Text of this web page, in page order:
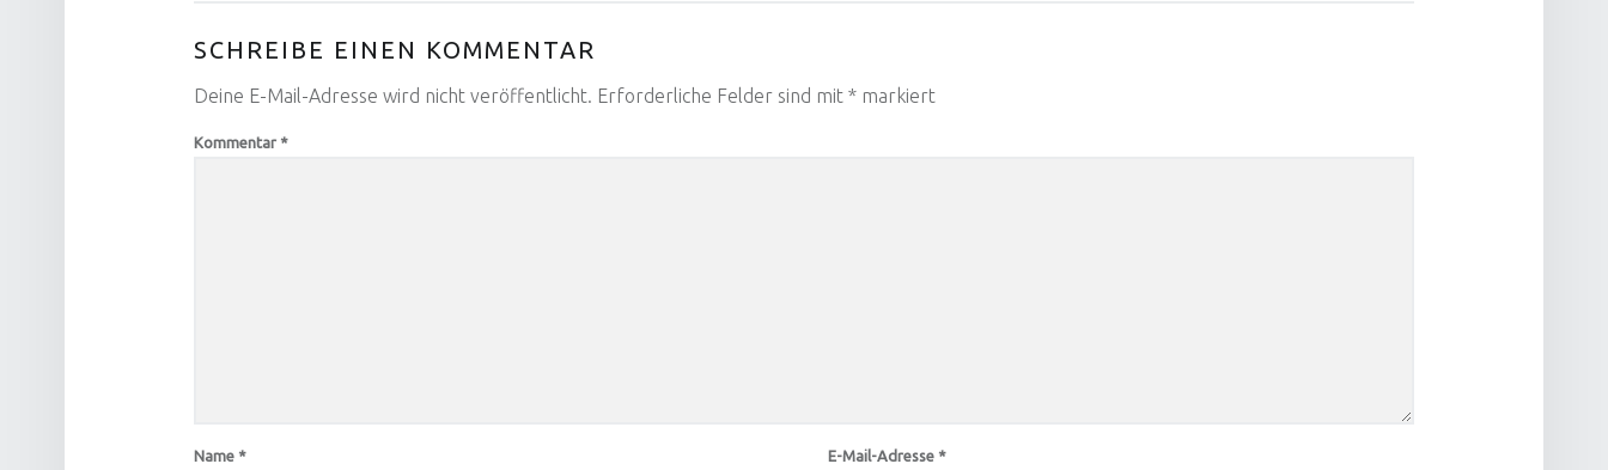
SCHREIBE EINEN KOMMENTAR
Deine E-Mail-Adresse wird nicht veröffentlicht. Erforderliche Felder sind mit * markiert
Kommentar *
Name * E-Mail-Adresse *